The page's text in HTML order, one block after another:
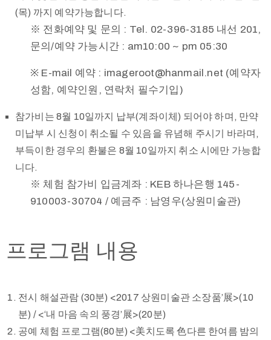
(목) 까지 예약가능합니다.
※ 전화예약 및 문의 : Tel. 02-396-3185 내선 201,
문의/예약 가능시간 : am10:00 ~ pm 05:30
※ E-mail 예약 : imageroot@hanmail.net (예약자
성함, 예약인원, 연락처 필수기입)
참가비는 8월 10일까지 납부(계좌이체) 되어야 하며, 만약
미납부 시 신청이 취소될 수 있음을 유념해 주시기 바라며,
부득이한 경우의 환불은 8월 10일까지 취소 시에만 가능합
니다.
※ 체험 참가비 입금계좌 : KEB 하나은행 145-
910003-30704 / 예금주 : 남영우(상원미술관)
프로그램 내용
전시 해설관람 (30분) <2017 상원미술관 소장품’展>(10
분) / <‘내 마음 속의 풍경’展>(20분)
공예 체험 프로그램(80분) <美치도록 色다른 한여름 밤의